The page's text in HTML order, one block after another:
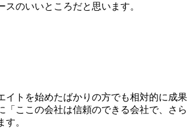
のいいところだと思います。
イトを始めたばかりの方でも相対的に成果
ここの会社は信頼のできる会社で、さら
。